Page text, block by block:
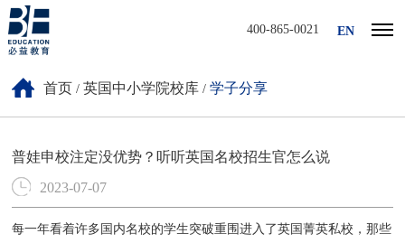
400-865-0021 EN
首页 /英国中小学院校库 /学子分享
普娃申校注定没优势？听听英国名校招生官怎么说
2023-07-07
每一年看着许多国内名校的学生突破重围进入了英国菁英私校，那些